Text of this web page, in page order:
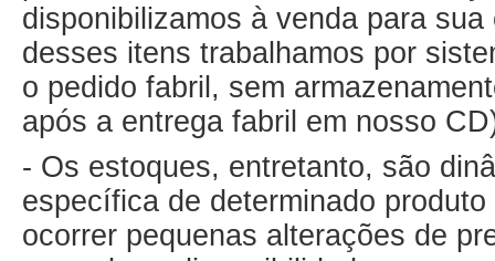
disponibilizamos à venda para
desses itens trabalhamos por
o pedido fabril, sem
após a entrega fabril em nosso
- Os estoques, entretanto, são
específica de determinado
ocorrer pequenas alterações de